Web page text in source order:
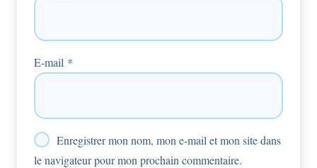
E-mail *
Enregistrer mon nom, mon e-mail et mon site dans
le navigateur pour mon prochain commentaire.